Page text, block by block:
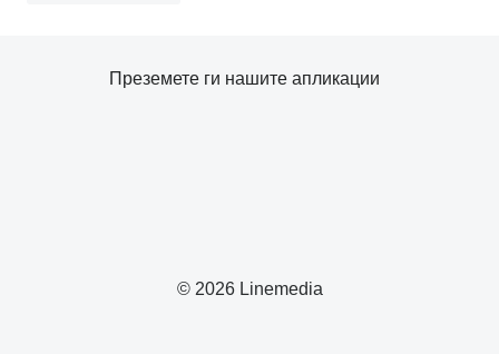
© 2026 Linemedia
Преземете ги нашите апликации